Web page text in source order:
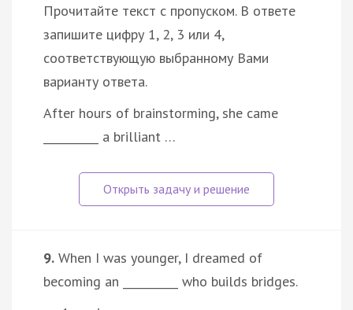
Прочитайте текст с пропуском. В ответе
запишите цифру 1, 2, 3 или 4,
соответствующую выбранному Вами
варианту ответа.
After hours of brainstorming, she came
__________ a brilliant …
9. When I was younger, I dreamed of
becoming an __________ who builds bridges.